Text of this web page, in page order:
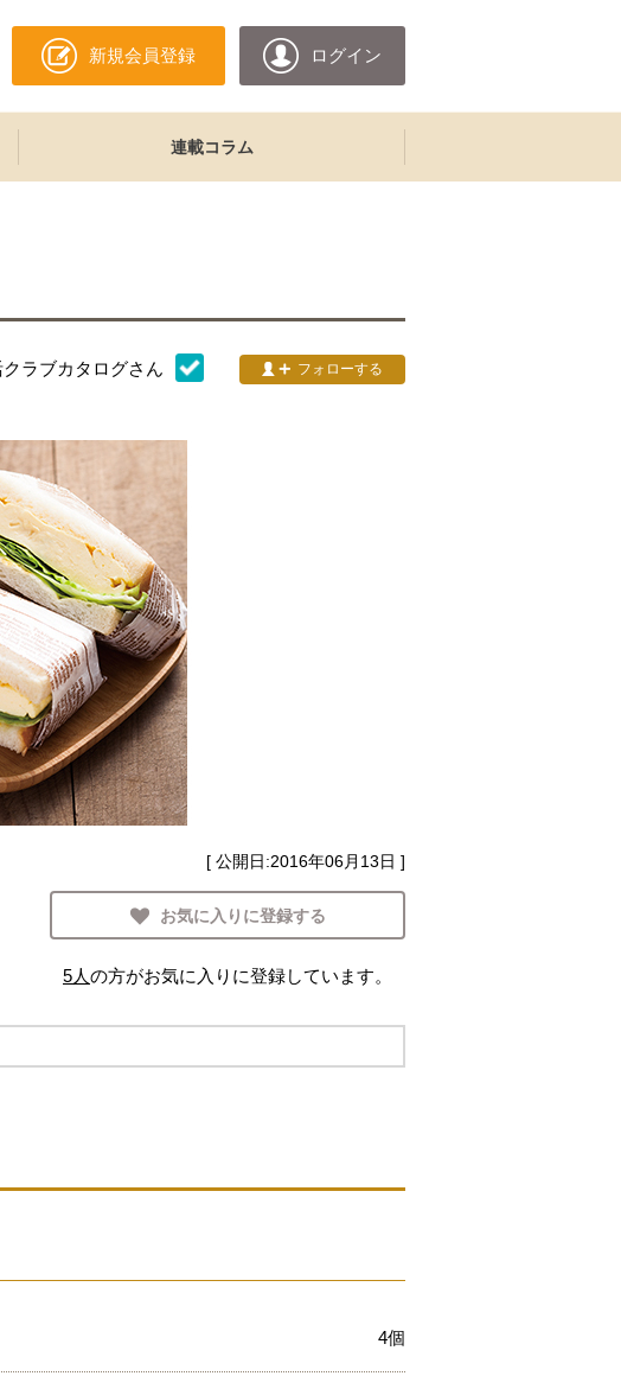
新規会員登録 ログイン
連載コラム
ラブカタログさん フォローする
[ 公開日:2016年06月13日 ]
お気に入りに登録する
5人の方がお気に入りに登録しています。
4個